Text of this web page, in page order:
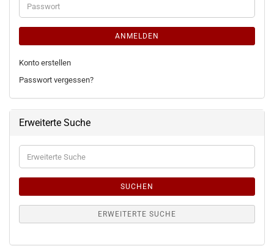
Passwort
ANMELDEN
Konto erstellen
Passwort vergessen?
Erweiterte Suche
Erweiterte
Suche
SUCHEN
ERWEITERTE SUCHE